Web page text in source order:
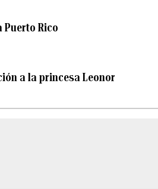
Puerto Rico
a la princesa Leonor